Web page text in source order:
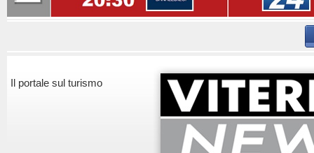
Il portale sul turismo